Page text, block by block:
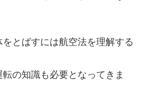
とばすには航空法を理解する
の知識も必要となってきま